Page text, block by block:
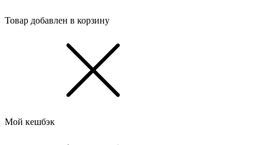
Товар добавлен в корзину
Мой кешбэк